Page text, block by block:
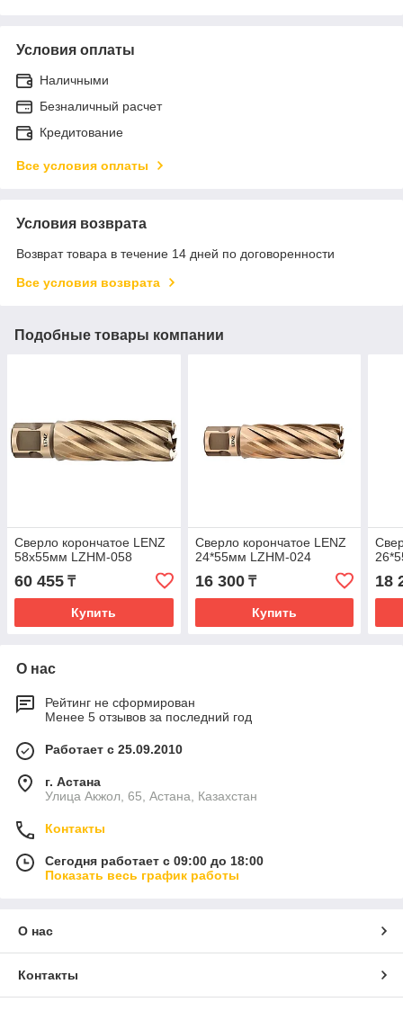
Условия оплаты
Наличными
Безналичный расчет
Кредитование
Все условия оплаты
Условия возврата
Возврат товара в течение 14 дней по договоренности
Все условия возврата
Подобные товары компании
Сверло корончатое LENZ
58х55мм LZHM-058
60 455 ₸
Купить
Сверло корончатое LENZ
24*55мм LZHM-024
16 300₸
Купить
18
О нас
Рейтинг не сформирован
Менее 5 отзывов за последний год
Работает с 25.09.2010
г. Астана
Улица Акжол, 65, Астана, Казахстан
Контакты
Сегодня работает с 09:00 до 18:00
Показать весь график работы
О нас
Контакты